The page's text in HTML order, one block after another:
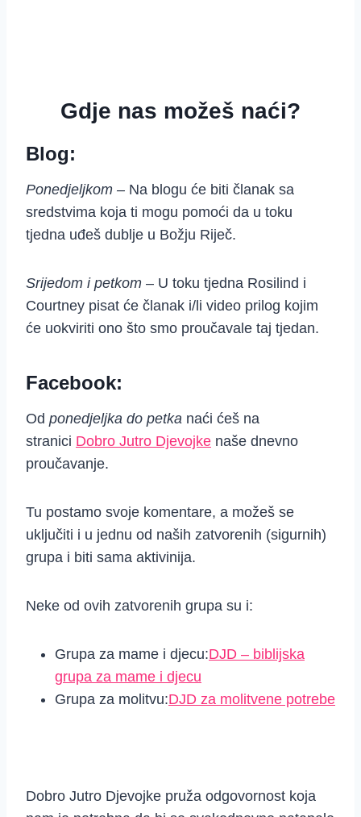
Gdje nas možeš naći?
Blog:
Ponedjeljkom – Na blogu će biti članak sa
sredstvima koja ti mogu pomoći da u toku
tjedna uđeš dublje u Božju Riječ.
Srijedom i petkom – U toku tjedna Rosilind i
Courtney pisat će članak i/li video prilog kojim
će uokviriti ono što smo proučavale taj tjedan.
Facebook:
Od ponedjeljka do petka naći ćeš na
stranici Dobro Jutro Djevojke naše dnevno
proučavanje.
Tu postamo svoje komentare, a možeš se
uključiti i u jednu od naših zatvorenih (sigurnih)
grupa i biti sama aktivinija.
Neke od ovih zatvorenih grupa su i:
Grupa za mame i djecu:DJD – biblijska
grupa za mame i djecu
Grupa za molitvu:DJD za molitvene potrebe
Dobro Jutro Djevojke pruža odgovornost koja